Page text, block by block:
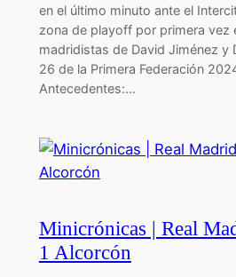
en el último minuto ante el
zona de playoff por primera vez
madridistas de David Jiménez y
26 de la Primera Federación
Antecedentes:…
Minicrónicas | Real
1 Alcorcón